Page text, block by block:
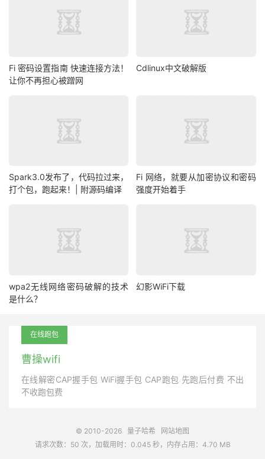
Fi 密码设置指南 快速连接方法！
让你不再担心被蹭网
Cdlinux中文破解版
Spark3.0发布了，代码拉过来，
打个包，跑起来！| 附源码编译
Fi 网络，就要从加密协议和密码
强度开始着手
wpa2无线网络密码破解的技术
是什么？
幻影WiFi下载
在线跑包
曹操wifi
在线解密CAP握手包 WiFi握手包 CAP跑包 先跑后付费 不出
不收跑包费
© 2010-2026 量子哈希
网站地图
请求次数：50 次，加载用时：0.045 秒，内存占用：4.70 MB